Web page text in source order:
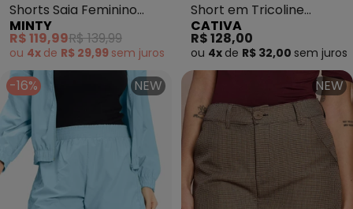
Shorts Saia Feminino
Molecotton Azul
MINTY
R$ 119,99R$ 139,99
ou 4x de R$ 29,99 sem juros
Short em Tricoline
Branco
CATIVA
R$ 128,00
ou 4x de R$ 32,00 sem juros
-16% NEW NEW